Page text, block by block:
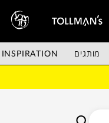
מותגים INSPIRATION